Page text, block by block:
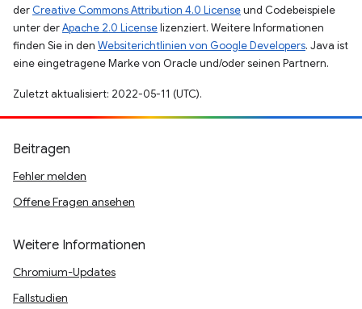
der Creative Commons Attribution 4.0 Licenseund Codebeispiele
unter derApache 2.0 Licenselizenziert. Weitere Informationen
finden Sie in den Websiterichtlinien von Google Developers. Java ist
eine eingetragene Marke von Oracle und/oder seinen Partnern.
Zuletzt aktualisiert: 2022-05-11 (UTC).
Beitragen
Fehler melden
Offene Fragen ansehen
Weitere Informationen
Chromium-Updates
Fallstudien